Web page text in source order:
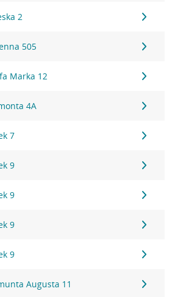
2
505
Marka 12
4A
7
9
9
9
9
Augusta 11